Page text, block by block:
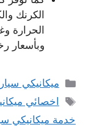
الكرنك
الحرارة
وبأسعار
التصنيفات
ميكانيكي
الوسوم
اخصائي
خدمة ميكانيكي